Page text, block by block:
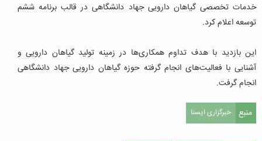
خدمات تخصصی گیاهان دارویی جهاد دانشگاهی در قالب برنامه ششم
توسعه اعلام کرد.
این بازدید با هدف تداوم همکاری‌ها در زمینه تولید گیاهان دارویی و
آشنایی با فعالیت‌های انجام گرفته حوزه گیاهان دارویی جهاد دانشگاهی
انجام گرفت.
منبع خبرگزاری ایسنا